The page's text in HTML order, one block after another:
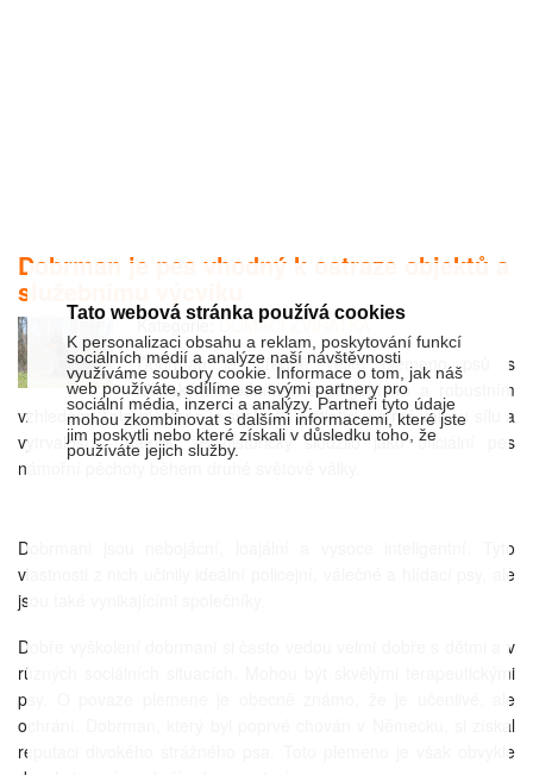
Dobrman je pes vhodný k ostraze objektů a
služebnímu výcviku
Kategorie:DOMÁCÍ ZVÍŘÁTKA
Dobrman je středně velké plemeno psů s
hlubokým hrudníkem s elegantním a robustním
vzhledem. Toto plemeno je svalnaté a atletické a má velkou sílu a
vytrvalost – natolik, že historicky sloužilo jako oficiální pes
námořní pěchoty během druhé světové války.
Dobrmani jsou nebojácní, loajální a vysoce inteligentní. Tyto
vlastnosti z nich učinily ideální policejní, válečné a hlídací psy, ale
jsou také vynikajícími společníky.
Dobře vyškolení dobrmani si často vedou velmi dobře s dětmi a v
různých sociálních situacích. Mohou být skvělými terapeutickými
psy. O povaze plemene je obecně známo, že je učenlivé, ale
ochrání. Dobrman, který byl poprvé chován v Německu, si získal
reputaci divokého strážného psa. Toto plemeno je však obvykle
Tato webová stránka používá cookies
K personalizaci obsahu a reklam, poskytování funkcí
sociálních médií a analýze naší návštěvnosti
využíváme soubory cookie. Informace o tom, jak náš
web používáte, sdílíme se svými partnery pro
sociální média, inzerci a analýzy. Partneři tyto údaje
mohou zkombinovat s dalšími informacemi, které jste
jim poskytli nebo které získali v důsledku toho, že
používáte jejich služby.